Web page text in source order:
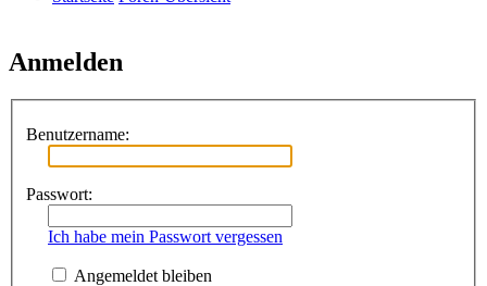
Anmelden
Benutzername:
Passwort:
Ich habe mein Passwort vergessen
Angemeldet bleiben